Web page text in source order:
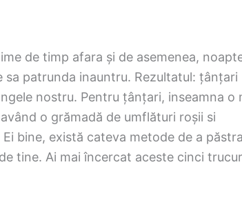
de timp afara și de asemenea,
patrunda inauntru. Rezultatul: țânțari
nostru. Pentru țânțari, inseamna o
o grămadă de umflături roșii si
bine, există cateva metode de a păstra
tine. Ai mai încercat aceste cinci